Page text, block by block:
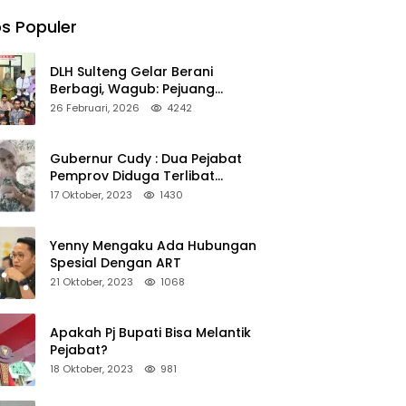
Populer
DLH Sulteng Gelar Berani
Berbagi, Wagub: Pejuang
Lingkungan Harus Jadi Teladan
26 Februari, 2026 4242
Gubernur Cudy : Dua Pejabat
Pemprov Diduga Terlibat
Asmara Terlarang Sudah di
17 Oktober, 2023 1430
Yenny Mengaku Ada Hubungan
Spesial Dengan ART
21 Oktober, 2023 1068
Apakah Pj Bupati Bisa Melantik
Pejabat?
18 Oktober, 2023 981